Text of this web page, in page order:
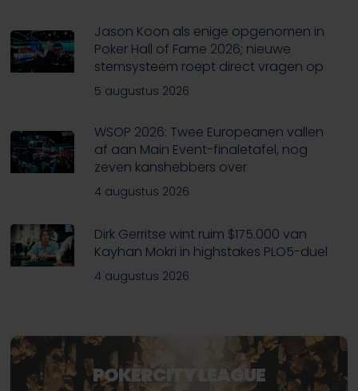
Jason Koon als enige opgenomen in
Poker Hall of Fame 2026; nieuwe
stemsysteem roept direct vragen op
5 augustus 2026
WSOP 2026: Twee Europeanen vallen
af aan Main Event-finaletafel, nog
zeven kanshebbers over
4 augustus 2026
Dirk Gerritse wint ruim $175.000 van
Kayhan Mokri in highstakes PLO5-duel
4 augustus 2026
POKERCITY LEAGUE